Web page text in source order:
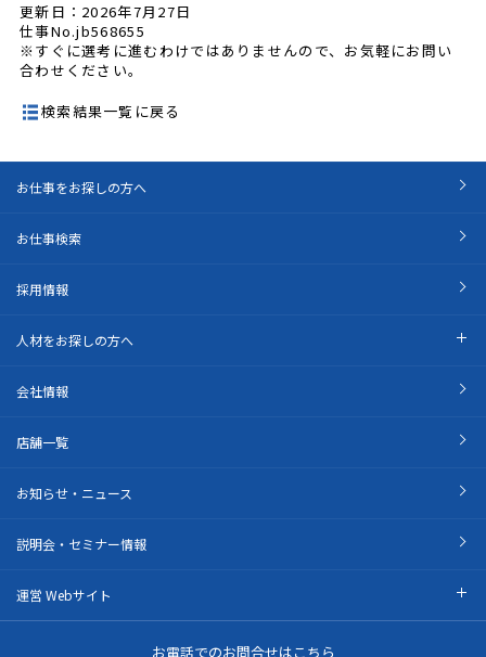
更新日：2026年7月27日
仕事No.jb568655
※すぐに選考に進むわけではありませんので、お気軽にお問い
合わせください。
検索結果一覧に戻る
お仕事をお探しの方へ
お仕事検索
採用情報
人材をお探しの方へ
会社情報
店舗一覧
お知らせ・ニュース
説明会・セミナー情報
運営 Webサイト
お電話でのお問合せはこちら